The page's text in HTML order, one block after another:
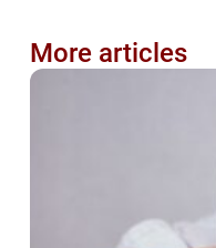
More articles